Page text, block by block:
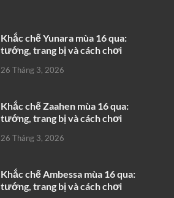
Khắc chế Yunara mùa 16 qua:
tướng, trang bị và cách chơi
26 Tháng 3, 2026
Khắc chế Zaahen mùa 16 qua:
tướng, trang bị và cách chơi
26 Tháng 3, 2026
Khắc chế Ambessa mùa 16 qua:
tướng, trang bị và cách chơi